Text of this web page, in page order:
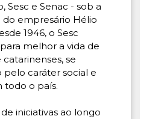
Sesc e Senac - sob a
do empresário Hélio
1946, o Sesc
melhor a vida de
se
pelo caráter social e
todo o país.
iniciativas ao longo